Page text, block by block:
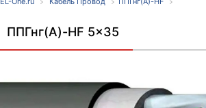
ППГнг(А)-HF 5x35